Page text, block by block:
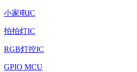
小家电IC
拍拍灯IC
RGB灯控IC
GPIO MCU